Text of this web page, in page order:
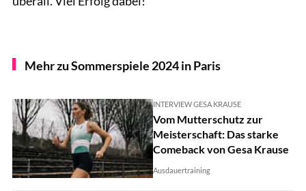
Mehr zu Sommerspiele 2024 in Paris
INTERVIEW GESA KRAUSE
Vom Mutterschutz zur
Meisterschaft: Das starke
Comeback von Gesa Krause
Ausdauertraining